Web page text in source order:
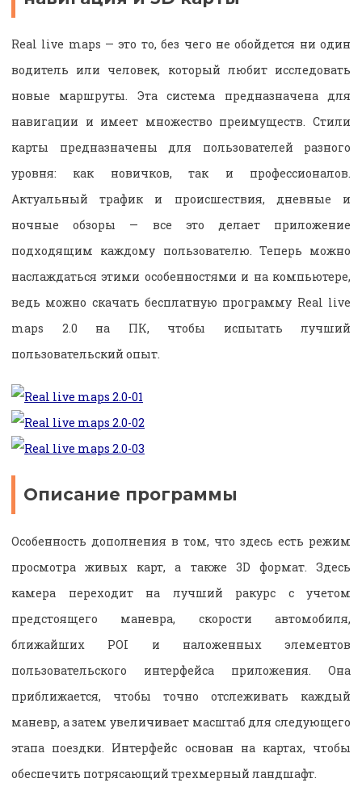
Real live maps — это то, без чего не обойдется ни один
водитель или человек, который любит исследовать
новые маршруты. Эта система предназначена для
навигации и имеет множество преимуществ. Стили
карты предназначены для пользователей разного
уровня: как новичков, так и профессионалов.
Актуальный трафик и происшествия, дневные и
ночные обзоры — все это делает приложение
подходящим каждому пользователю. Теперь можно
наслаждаться этими особенностями и на компьютере,
ведь можно скачать бесплатную программу Real live
maps 2.0 на ПК, чтобы испытать лучший
пользовательский опыт.
Описание программы
Особенность дополнения в том, что здесь есть режим
просмотра живых карт, а также 3D формат. Здесь
камера переходит на лучший ракурс с учетом
предстоящего маневра, скорости автомобиля,
ближайших POI и наложенных элементов
пользовательского интерфейса приложения. Она
приближается, чтобы точно отслеживать каждый
маневр, а затем увеличивает масштаб для следующего
этапа поездки. Интерфейс основан на картах, чтобы
обеспечить потрясающий трехмерный ландшафт.